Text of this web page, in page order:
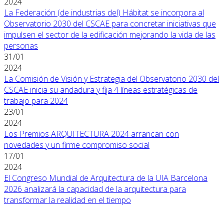
La Federación (de industrias del) Hábitat se incorpora al
Observatorio 2030 del CSCAE para concretar iniciativas que
impulsen el sector de la edificación mejorando la vida de las
personas
31/01
2024
La Comisión de Visión y Estrategia del Observatorio 2030 del
CSCAE inicia su andadura y fija 4 líneas estratégicas de
trabajo para 2024
23/01
2024
Los Premios ARQUITECTURA 2024 arrancan con
novedades y un firme compromiso social
17/01
2024
El Congreso Mundial de Arquitectura de la UIA Barcelona
2026 analizará la capacidad de la arquitectura para
transformar la realidad en el tiempo